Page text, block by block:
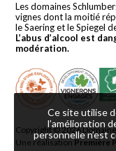
Les domaines
vignes dont la moitié
le Saering et le Spiegel
L’abus d’alcool est
modération.
Copyright © 2026
Une réalisation Première
Ce site utilise
l’amélioration
personnelle n’est